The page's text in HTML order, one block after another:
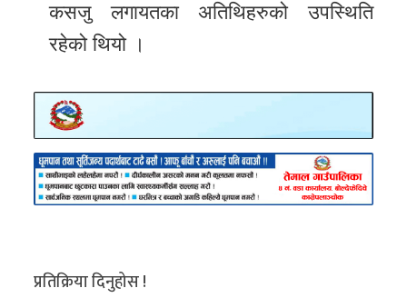
कसजु लगायतका अतिथिहरुको उपस्थिति
रहेको थियो ।
प्रतिक्रिया दिनुहोस !